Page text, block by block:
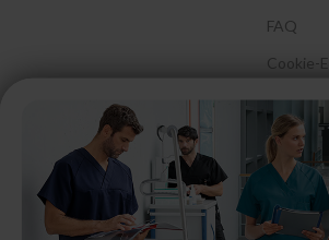
FAQ
Cookie-
Größenberatung &
Pflegehinweise